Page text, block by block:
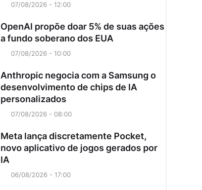
07/08/2026 - 12:00
OpenAI propõe doar 5% de suas ações
a fundo soberano dos EUA
07/08/2026 - 10:00
Anthropic negocia com a Samsung o
desenvolvimento de chips de IA
personalizados
07/08/2026 - 08:00
Meta lança discretamente Pocket,
novo aplicativo de jogos gerados por
IA
06/08/2026 - 17:00